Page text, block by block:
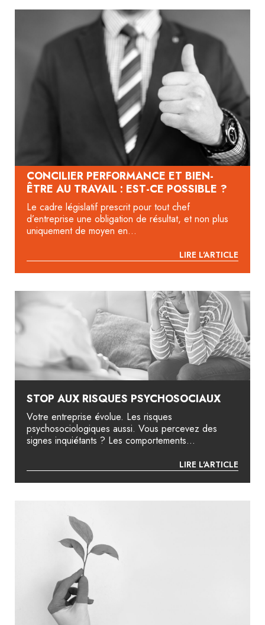
CONCILIER PERFORMANCE ET BIEN-
ÊTRE AU TRAVAIL : EST-CE POSSIBLE ?
Le cadre législatif prescrit pour tout chef
d’entreprise une obligation de résultat, et non plus
uniquement de moyen en...
LIRE L'ARTICLE
STOP AUX RISQUES PSYCHOSOCIAUX
Votre entreprise évolue. Les risques
psychosociologiques aussi. Vous percevez des
signes inquiétants ? Les comportements...
LIRE L'ARTICLE